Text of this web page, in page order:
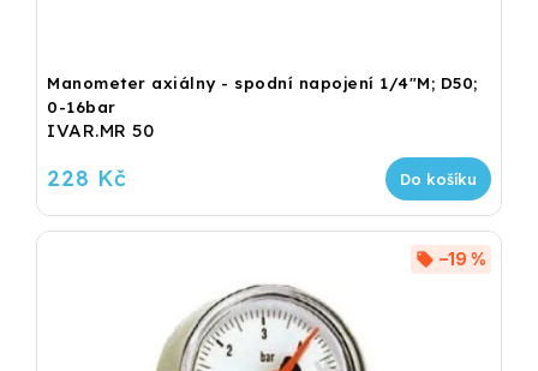
Manometer axiálny - spodní napojení 1/4"M; D50;
0-16bar
IVAR.MR 50
228 Kč Do košíku
–19 %